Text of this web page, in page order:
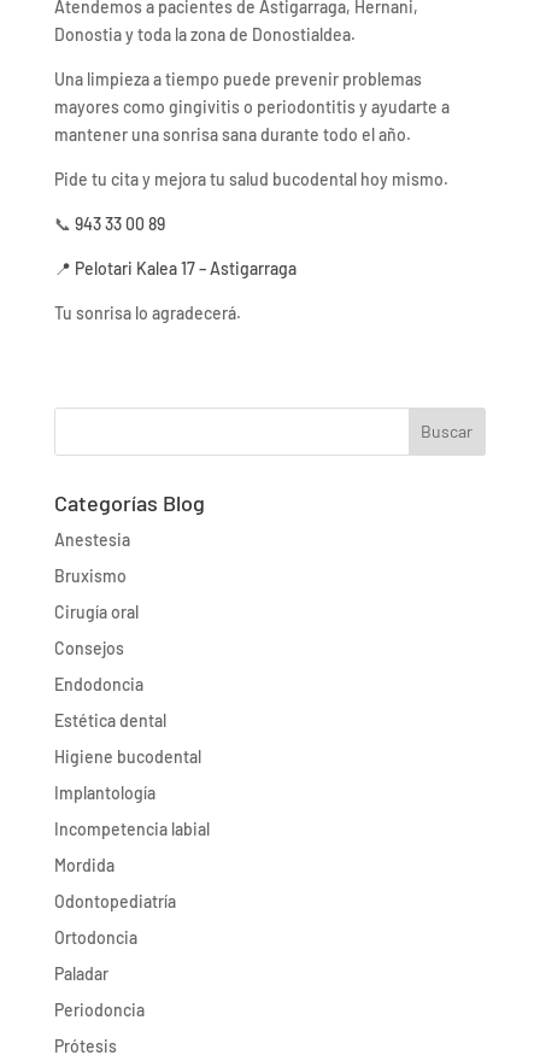
Atendemos a pacientes de Astigarraga, Hernani,
Donostia y toda la zona de Donostialdea.
Una limpieza a tiempo puede prevenir problemas
mayores como gingivitis o periodontitis y ayudarte a
mantener una sonrisa sana durante todo el año.
Pide tu cita y mejora tu salud bucodental hoy mismo.
📞 943 33 00 89
📍 Pelotari Kalea 17 – Astigarraga
Tu sonrisa lo agradecerá.
Buscar
Categorías Blog
Anestesia
Bruxismo
Cirugía oral
Consejos
Endodoncia
Estética dental
Higiene bucodental
Implantología
Incompetencia labial
Mordida
Odontopediatría
Ortodoncia
Paladar
Periodoncia
Prótesis